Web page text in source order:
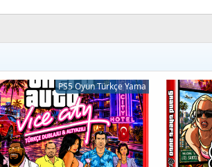
PS5 Oyun Türkçe Yama